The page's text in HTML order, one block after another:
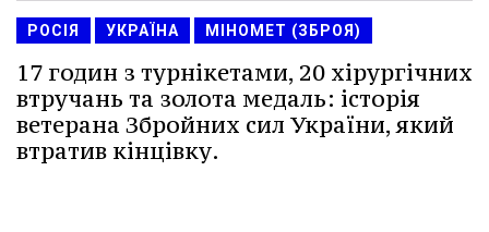
РОСІЯ УКРАЇНА МІНОМЕТ (ЗБРОЯ)
17 годин з турнікетами, 20 хірургічних
втручань та золота медаль: історія
ветерана Збройних сил України, який
втратив кінцівку.